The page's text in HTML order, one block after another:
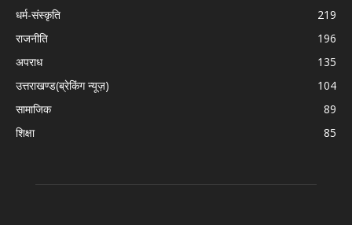
धर्म-संस्कृति
219
राजनीति
196
अपराध
135
उत्तराखण्ड(ब्रेकिंग न्यूज़)
104
सामाजिक
89
शिक्षा
85